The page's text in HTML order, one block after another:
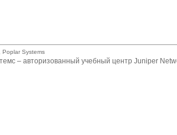
Poplar Systems
– авторизованный учебный центр Juniper